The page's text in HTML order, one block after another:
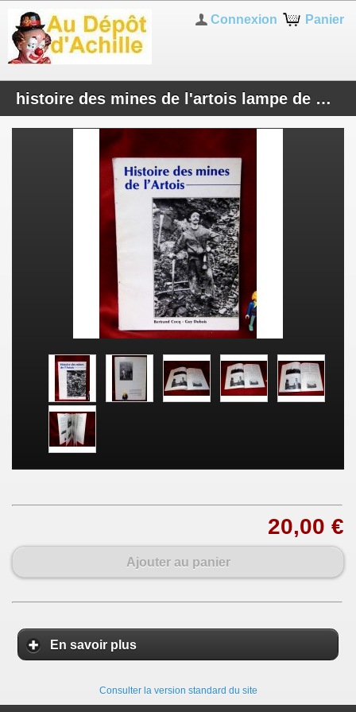
Panier
Connexion
histoire des mines de l'artois lampe de mineur
20,00 €
Ajouter au panier
En savoir plus
Consulter la version standard du site